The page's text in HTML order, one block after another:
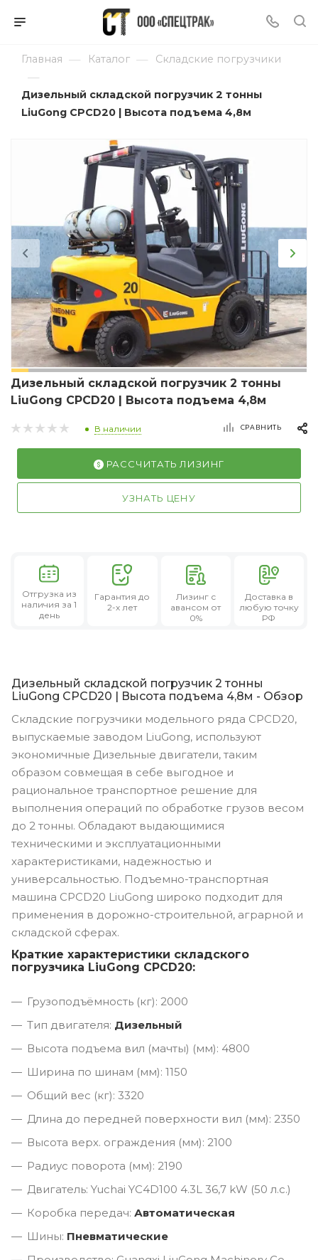
Главная — Каталог — Складские погрузчики
—
Дизельный складской погрузчик 2 тонны
LiuGong CPCD20 | Высота подъема 4,8м
Дизельный складской погрузчик 2 тонны
LiuGong CPCD20 | Высота подъема 4,8м
В наличии СРАВНИТЬ
РАССЧИТАТЬ ЛИЗИНГ
УЗНАТЬ ЦЕНУ
Отгрузка из
наличия за 1
день
Гарантия до
2-х лет
Лизингс
авансом от
0%
Доставка в
любую точку
РФ
Дизельный складской погрузчик 2 тонны
LiuGong CPCD20 | Высота подъема 4,8м - Обзор
Складские погрузчики модельного ряда CPCD20,
выпускаемые заводом LiuGong, используют
экономичные Дизельные двигатели, таким
образом совмещая в себе выгодное и
рациональное транспортное решение для
выполнения операций по обработке грузов весом
до 2 тонны. Обладают выдающимися
техническими и эксплуатационными
характеристиками, надежностью и
универсальностью. Подъемно-транспортная
машина CPCD20 LiuGong широко подходит для
применения в дорожно-строительной, аграрной и
складской сферах.
Краткие характеристики складского
погрузчика LiuGong CPCD20:
Грузоподъёмность (кг): 2000
Тип двигателя: Дизельный
Высота подъема вил (мачты) (мм): 4800
Ширина по шинам (мм): 1150
Общий вес (кг): 3320
Длина до передней поверхности вил (мм): 2350
Высота верх. ограждения (мм): 2100
Радиус поворота (мм): 2190
Двигатель: Yuchai YC4D100 4.3L 36,7 kW (50 л.с.)
Коробка передач: Автоматическая
Шины: Пневматические